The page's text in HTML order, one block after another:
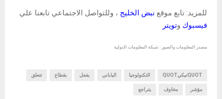
للمزيد: تابع موقع نبض الخليج ، وللتواصل الاجتماعي تابعنا علي
فيسبوك وتويتر
مصدر المعلومات والصور : شبكة المعلومات الدولية
QUOTنيكيQUOT التكنولوجيا الياباني بفعل بقطاع تتعلق
مؤشر مخاوف يتراجع